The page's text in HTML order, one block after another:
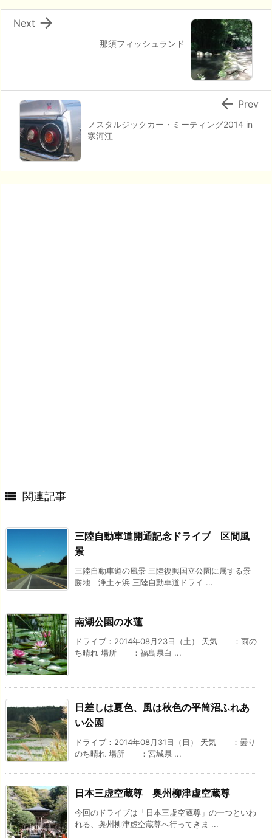
那須フィッシュランド

Next
ノスタルジックカー・ミーティング2014 in
寒河江
 Prev
 関連記事
三陸自動車道開通記念ドライブ 区間風
景
三陸自動車道の風景 三陸復興国立公園に属する景
勝地 浄土ヶ浜 三陸自動車道ドライ ...
南湖公園の水蓮
ドライブ：2014年08月23日（土） 天気 ：雨の
ち晴れ 場所 ：福島県白 ...
日差しは夏色、風は秋色の平筒沼ふれあ
い公園
ドライブ：2014年08月31日（日） 天気 ：曇り
のち晴れ 場所 ：宮城県 ...
日本三虚空蔵尊 奥州柳津虚空蔵尊
今回のドライブは「日本三虚空蔵尊」の一つといわ
れる、奥州柳津虚空蔵尊へ行ってきま ...